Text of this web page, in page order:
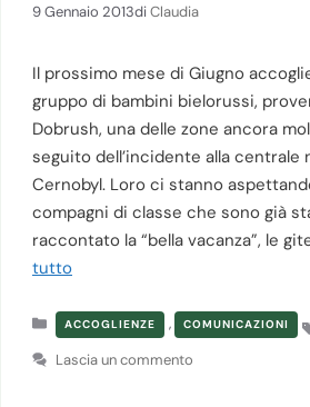
9 Gennaio 2013diClaudia
Il prossimo mese di Giugno
gruppo di bambini bielorussi,
Dobrush, una delle zone ancora
seguito dell’incidente alla centrale
Cernobyl. Loro ci stanno
compagni di classe che sono già
raccontato la “bella vacanza”, le
tutto
Categorie
ACCOGLIENZE , COMUNICAZIONI
Lascia un commento